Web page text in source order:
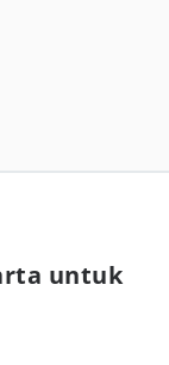
untuk